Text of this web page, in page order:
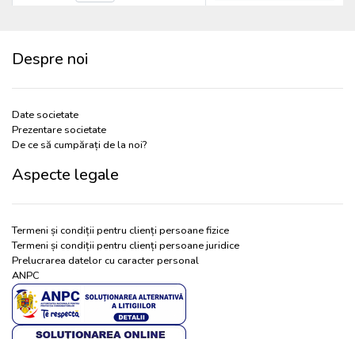
Despre noi
Date societate
Prezentare societate
De ce să cumpărați de la noi?
Aspecte legale
Termeni și condiții pentru clienți persoane fizice
Termeni și condiții pentru clienți persoane juridice
Prelucrarea datelor cu caracter personal
ANPC